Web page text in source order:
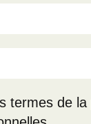
termes de la